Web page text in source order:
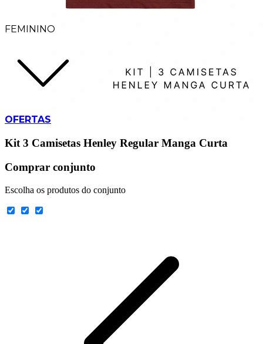
FEMININO
OFERTAS
Kit 3 Camisetas Henley Regular Manga Curta
Comprar conjunto
Escolha os produtos do conjunto